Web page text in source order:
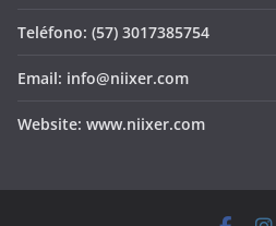
Teléfono: (57) 3017385754
Email: info@niixer.com
Website: www.niixer.com